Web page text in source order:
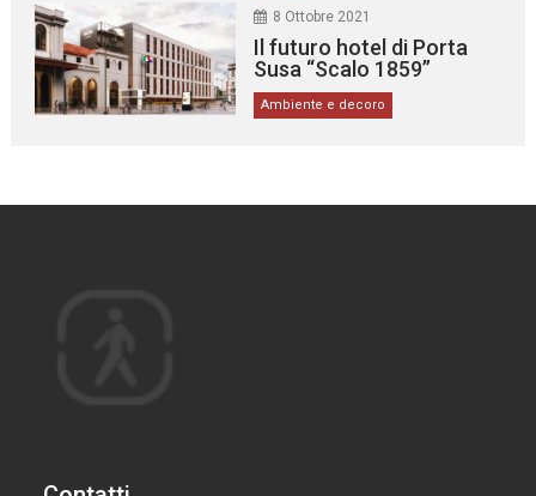
8 Ottobre 2021
Il futuro hotel di Porta
Susa “Scalo 1859”
Ambiente e decoro